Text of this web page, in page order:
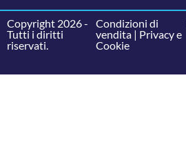
Copyright 2026 -
Tutti i diritti
riservati.
Condizioni di
vendita| Privacy e
Cookie